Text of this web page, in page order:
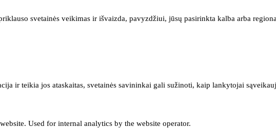
svetainės veikimas ir išvaizda, pavyzdžiui, jūsų pasirinkta kalba arba
ir teikia jos ataskaitas, svetainės savininkai gali sužinoti, kaip lankytojai
Used for internal analytics by the website operator.